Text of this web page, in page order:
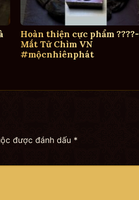
Hoàn thiện cực phẩm ????-
Mắt Tử Chìm VN
#mộcnhiênphát
được đánh dấu *